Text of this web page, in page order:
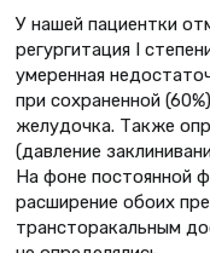
У нашей пациентки
регургитация I
умеренная
при сохраненной
желудочка. Также
(давление
На фоне постоянной
расширение обоих
трансторакальным